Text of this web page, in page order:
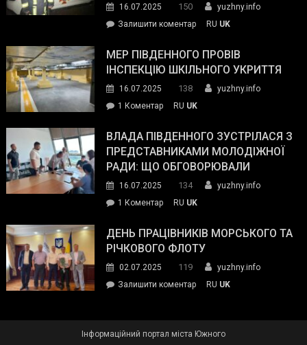
силових
та
органів:
«Наш
спільний
окупанти.
Маємо
діяти
команда
16.07.2025 150
yuzhny.info
Залишити коментарon
ДСНС
власноруч
пожежу
у
RU UK
МЕР ПІВДЕННОГО ПРОВІВ
ІНСПЕКЦІЮ ШКІЛЬНОГО УКРИТТЯ
16.07.2025 138
yuzhny.info
1 Коментардо
Південного
провів
інспекцію
укриття
RU UK
ВЛАДА ПІВДЕННОГО ЗУСТРІЛАСЯ З
ПРЕДСТАВНИКАМИ МОЛОДІЖНОЇ
РАДИ: ЩО ОБГОВОРЮВАЛИ
16.07.2025 134
yuzhny.info
1 Коментардо
Південного
зустрілася
представниками
молодіжної
обговорювали
RU UK
ДЕНЬ ПРАЦІВНИКІВ МОРСЬКОГО ТА
РІЧКОВОГО ФЛОТУ
02.07.2025 119
yuzhny.info
Залишити коментарon
RU UK
Інформаційний портал міста Южного